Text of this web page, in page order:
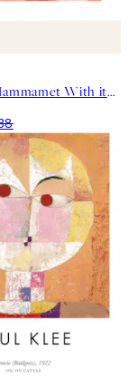
Paul Klee - Hammamet With its Mosque Square Poster